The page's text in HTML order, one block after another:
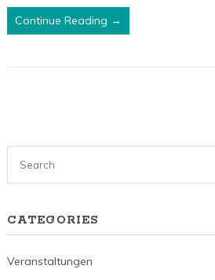
Continue Reading →
CATEGORIES
Veranstaltungen